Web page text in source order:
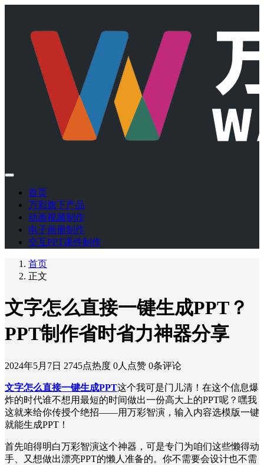
首页
万彩旗下产品
动画视频制作
电子画册制作
交互PPT课件制作
首页
正文
文字怎么直接一键生成PPT？
PPT制作省时省力神器分享
2024年5月7日 2745点热度 0人点赞 0条评论
文字怎么直接一键生成PPT这个我可是门儿清！在这个信息爆
炸的时代谁不想用最短的时间做出一份高大上的PPT呢？嘿我
这就来给你传授个绝招——用万彩智演，输入内容选模版一键
就能生成PPT！
首先咱得明白万彩智演这个神器，可是专门为咱们这些懒得动
手、又想做出漂亮PPT的懒人准备的。你不需要会设计也不需